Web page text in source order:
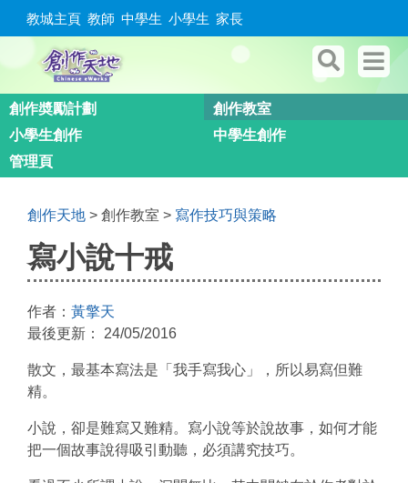
教城主頁 教師 中學生 小學生 家長
創作奬勵計劃
創作教室
小學生創作
中學生創作
管理頁
You are here
創作天地 > 創作教室 > 寫作技巧與策略
寫小說十戒
作者： 黃擎天
最後更新：
24/05/2016
散文，最基本寫法是「我手寫我心」，所以易寫但難
精。
小說，卻是難寫又難精。寫小說等於說故事，如何才能
把一個故事說得吸引動聽，必須講究技巧。